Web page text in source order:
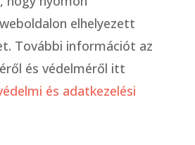
elhelyezett
További információt az
és védelméről itt
és adatkezelési